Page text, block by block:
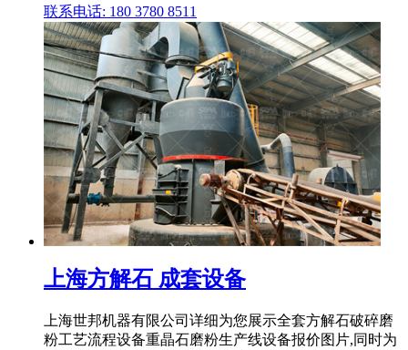
联系电话: 180 3780 8511
上海方解石 成套设备
上海世邦机器有限公司详细为您展示全套方解石破碎磨
粉工艺流程设备重晶石磨粉生产线设备报价图片,同时为